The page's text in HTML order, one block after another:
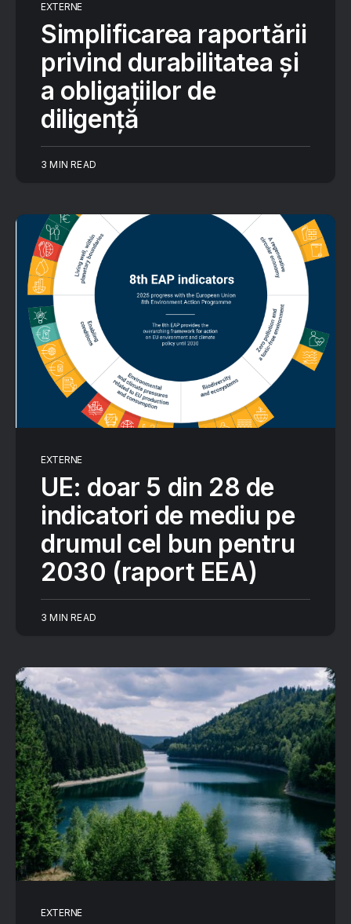
EXTERNE
Simplificarea raportării
privind durabilitatea și
a obligațiilor de
diligență
3 MIN READ
EXTERNE
UE: doar 5 din 28 de
indicatori de mediu pe
drumul cel bun pentru
2030 (raport EEA)
3 MIN READ
EXTERNE